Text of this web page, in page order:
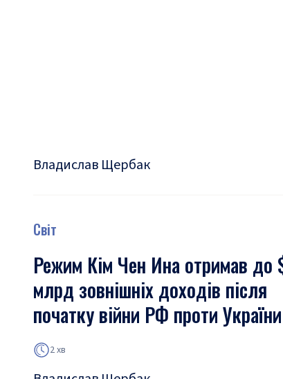
Владислав Щербак
Світ
Режим Кім Чен Ина отримав до
млрд зовнішніх доходів після
початку війни РФ проти України
2 хв